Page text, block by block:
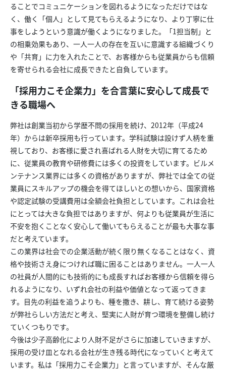
ることでコミュニケーションを図れるようになっただけではな
く、働く「個人」として見てもらえるようになり、より丁寧に仕
事をしようという意識が働くようになりました。「1担当制」と
の相乗効果もあり、一人一人の存在を互いに意識する組織づくり
や「共育」に力を入れたことで、お客様からも従業員からも信頼
を寄せられる会社に成長できたと自負しています。
「採用力こそ企業力」を合言葉に安心して成長で
きる職場へ
弊社は創業当初から学歴不問の採用を続け、2012年（平成24
年）からは新卒採用も行っています。学科試験は設けず人柄を重
視しており、お客様に愛され喜ばれる人財を大切に育てるため
に、従業員の教育や研修費には多くの投資をしています。ビルメ
ンテナンス業界には多くの資格がありますが、弊社では全ての従
業員にスキルアップの機会を得てほしいとの想いから、国家資格
や認定試験の受講費用は全額会社負担としています。これは会社
にとっては大きな負担ではありますが、何よりも従業員が生活に
不安を抱くことなく安心して働いてもらえることが最も大事な事
だと考えています。
この業界は社会での企業活動が続く限り無くなることはなく、資
格や技術さえ身につければ職に困ることはありません。一人一人
の社員が人間的にも技術的にも成長すればお客様から信頼を得ら
れるようになり、いずれ会社の利益や価値となって返ってきま
す。目先の利益を追うよりも、種を撒き、耕し、育て続ける姿勢
が弊社らしい方法だと考え、堅実に人財が育つ環境を整備し続け
ていくつもりです。
今後は少子高齢化により人財不足がさらに加速していきますが、
採用の受け皿となれる会社が生き残る時代になっていくと考えて
います。私は「採用力こそ企業力」と言っていますが、そんな厳